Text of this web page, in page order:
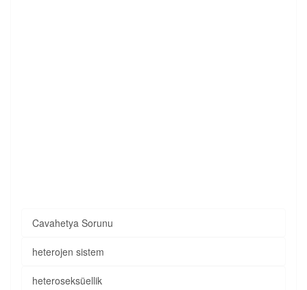
Cavahetya Sorunu
heterojen sistem
heteroseksüellik